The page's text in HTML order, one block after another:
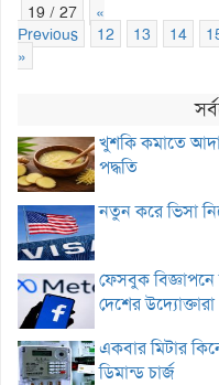
19 / 27
«
Previous
12 13 14
»
খুশকি কমাতে
পদ্ধতি
নতুন করে ভিসা
ফেসবুক
দেশের উদ্যোক্তারা
একবার মিটার
ডিমান্ড চার্জ